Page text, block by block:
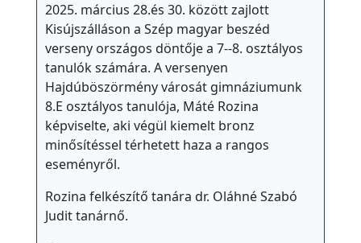
2025. március 28.és 30. között zajlott
Kisújszálláson a Szép magyar beszéd
verseny országos döntője a 7--8. osztályos
tanulók számára. A versenyen
Hajdúböszörmény városát gimnáziumunk
8.E osztályos tanulója, Máté Rozina
képviselte, aki végül kiemelt bronz
minősítéssel térhetett haza a rangos
eseményről.
Rozina felkészítő tanára dr. Oláhné Szabó
Judit tanárnő.